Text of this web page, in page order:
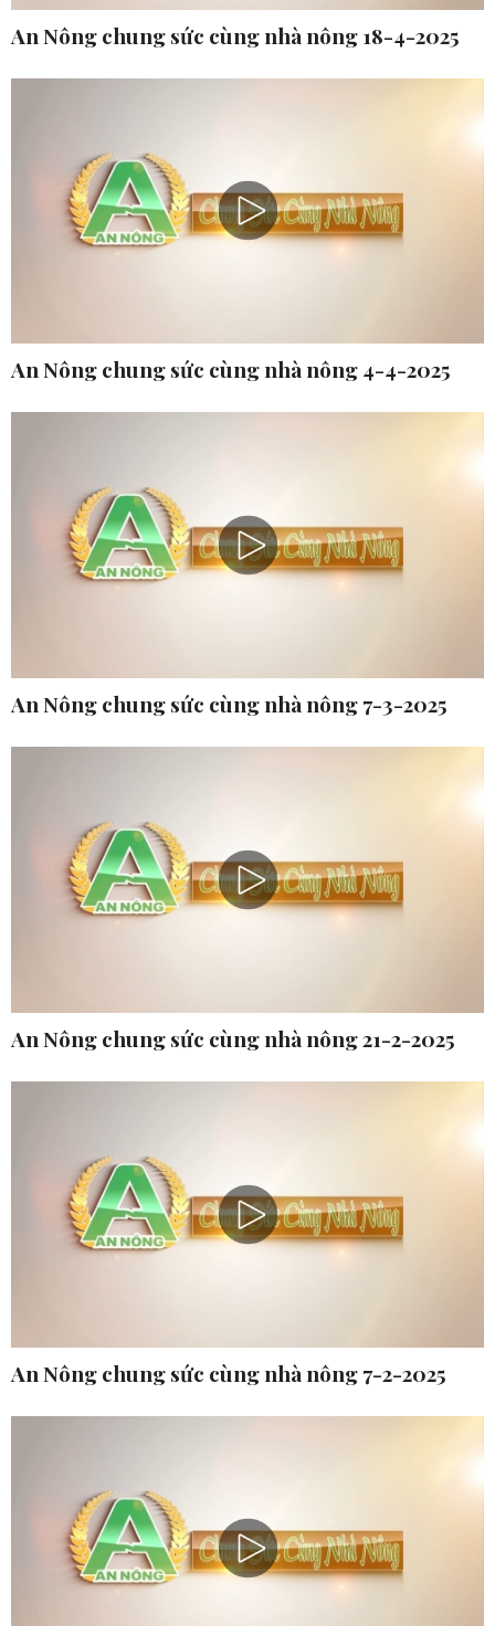
An Nông chung sức cùng nhà nông 18-4-2025
An Nông chung sức cùng nhà nông 4-4-2025
An Nông chung sức cùng nhà nông 7-3-2025
An Nông chung sức cùng nhà nông 21-2-2025
An Nông chung sức cùng nhà nông 7-2-2025